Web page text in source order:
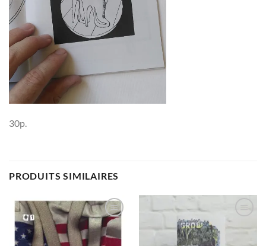
30p.
PRODUITS SIMILAIRES
Ajouter
à la
wishlist
Ajouter